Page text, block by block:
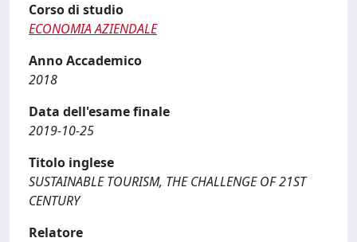
Corso di studio
ECONOMIA AZIENDALE
Anno Accademico
2018
Data dell'esame finale
2019-10-25
Titolo inglese
SUSTAINABLE TOURISM, THE CHALLENGE OF 21ST
CENTURY
Relatore